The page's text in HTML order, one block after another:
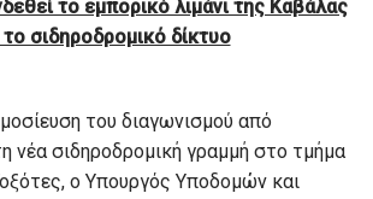
το εμπορικό λιμάνι της Καβάλας
το σιδηροδρομικό δίκτυο
του διαγωνισμού από
νέα σιδηροδρομική γραμμή στο τμήμα
ο Υπουργός Υποδομών και